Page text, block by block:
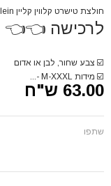
חולצת טישרט קלווין קליין Calvin Klein ב63 ש"ח
לרכישה 👈👈
☑️ צבע שחור, לבן או אדום
☑️ מידות M-XXXL -...
63.00 ש"ח
שתפו